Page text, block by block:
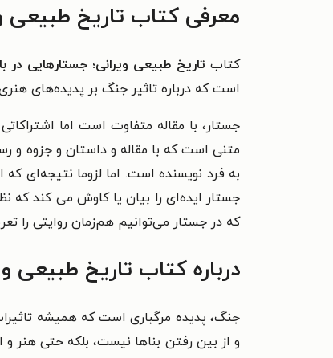
معرفی کتاب تاریخ طبیعی
کتاب تاریخ طبیعی ویرانی؛ جستارهایی در
است که درباره تاثیر جنگ بر پدیده‌های
جستار، با مقاله متفاوت است اما
متنی است که با مقاله و داستان و جزوه و
به فرد نویسنده است. اما لزوما نتیجه‌‌ای
جستار ایده‌ای را بیان یا کاوش می کند که
که در جستار می‌توانیم هم‌زمان روایتی را
درباره کتاب تاریخ طبیعی
جنگ، پدیده مرگباری است که همیشه
و از بین رفتن بناها نیست، بلکه حتی هنر و